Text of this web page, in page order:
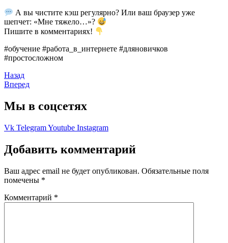
А вы чистите кэш регулярно? Или ваш браузер уже
шепчет: «Мне тяжело…»?
Пишите в комментариях!
#обучение #работа_в_интернете #дляновичков
#простосложном
Назад
Вперед
Мы в соцсетях
Vk TelegramYoutube Instagram
Добавить комментарий
Ваш адрес email не будет опубликован. Обязательные поля
помечены *
Комментарий *